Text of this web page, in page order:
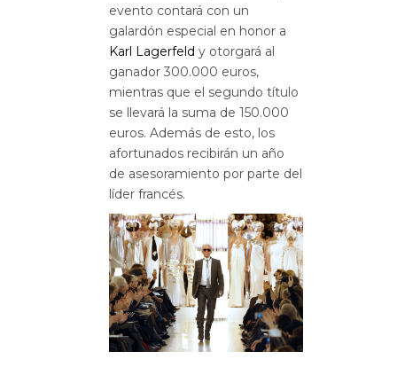
evento contará con un
galardón especial en honor a
Karl Lagerfeld y otorgará al
ganador 300.000 euros,
mientras que el segundo título
se llevará la suma de 150.000
euros. Además de esto, los
afortunados recibirán un año
de asesoramiento por parte del
líder francés.